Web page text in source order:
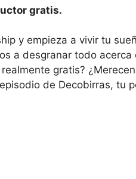
gratis.
y empieza a vivir tu
a desgranar todo
realmente gratis?
de Decobirras, tu